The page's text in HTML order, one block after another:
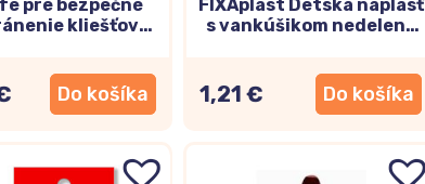
pre bezpečné
kliešťov
Do košíka
FIXAplast Detská náplasť
s vankúšikom nedelená
1,21 € Do košíka